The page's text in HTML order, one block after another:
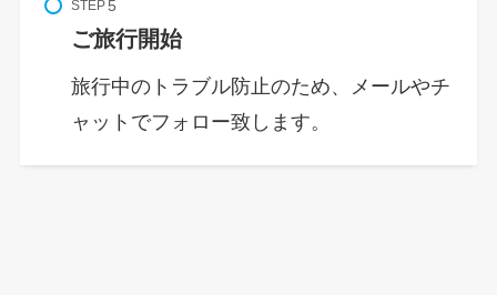
STEP
ご旅行開始
旅行中のトラブル防止のため、メールやチ
ャットでフォロー致します。